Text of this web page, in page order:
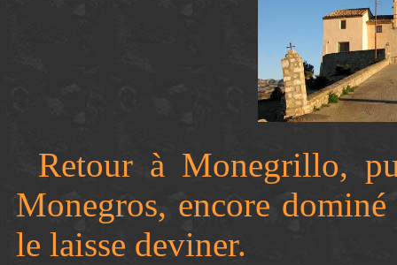
Retour à Monegrillo,
Monegros, encore
le laisse deviner.